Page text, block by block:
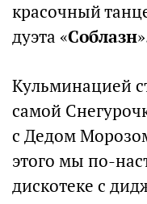
красочный
дуэта «Соблазн
Кульминацией
самой
с Дедом
этого мы по-
дискотеке с